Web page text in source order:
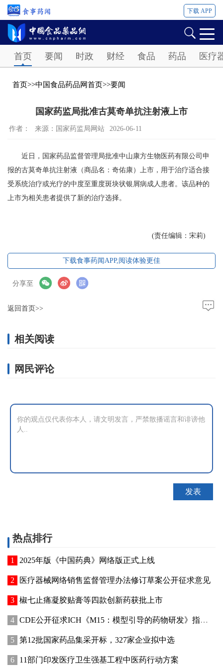
下载 APP
首页 要闻 时政 财经 食品 药品 医疗
首页>>中国食品药品网首页>>要闻
国家药监局批准古莫奇单抗注射液上市
作者： 来源：国家药监局网站 2026-06-11
近日，国家药品监督管理局批准中山康方生物医药有限公司申
报的古莫奇单抗注射液（商品名：奇佑康）上市，用于治疗适合接
受系统治疗或光疗的中度至重度斑块状银屑病成人患者。该品种的
上市为相关患者提供了新的治疗选择。
(责任编辑：宋莉)
下载食事药闻APP,阅读体验更佳
分享至
返回首页>>
相关阅读
网民评论
热点排行
2025年版《中国药典》网络版正式上线
医疗器械网络销售监督管理办法修订草案公开征求意见
椒七止痛凝胶贴膏等四款创新药获批上市
CDE公开征求ICH《M15：模型引导的药物研发》指导原则实施建议和中文翻译稿意见
第12批国家药品集采开标，327家企业拟中选
11部门印发医疗卫生强基工程中医药行动方案